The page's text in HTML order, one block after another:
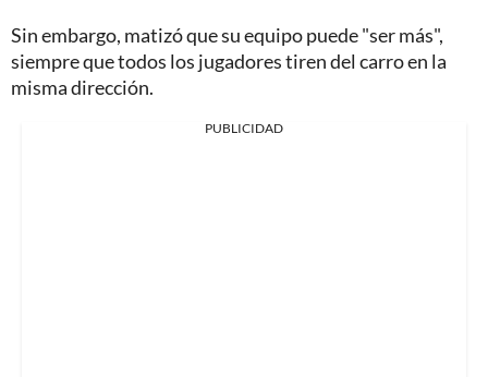
Sin embargo, matizó que su equipo puede "ser más",
siempre que todos los jugadores tiren del carro en la
misma dirección.
PUBLICIDAD